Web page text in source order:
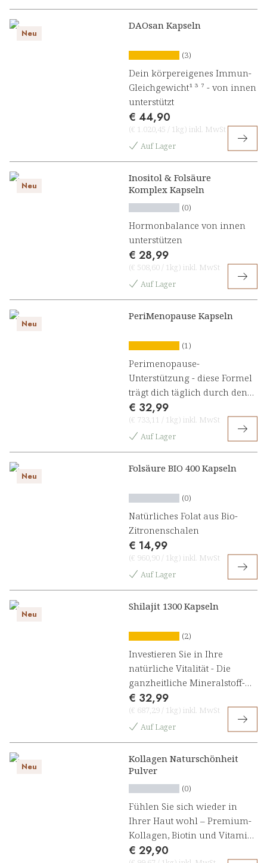
Neu
DAOsan Kapseln
(3)
Dein körpereigenes Immun-
Gleichgewicht¹ ³ ⁷ - von innen
unterstützt
€ 44,90
(€ 1.020,45 / 1kg) inkl. MwSt
Auf Lager
Neu
Inositol & Folsäure
Komplex Kapseln
(0)
Hormonbalance von innen
unterstützen
€ 28,99
(€ 508,60 / 1kg) inkl. MwSt
Auf Lager
Neu
PeriMenopause Kapseln
(1)
Perimenopause-
Unterstützung - diese Formel
trägt dich täglich durch den
Wandel
€ 32,99
(€ 733,11 / 1kg) inkl. MwSt
Auf Lager
Neu
Folsäure BIO 400 Kapseln
(0)
Natürliches Folat aus Bio-
Zitronenschalen
€ 14,99
(€ 960,90 / 1kg) inkl. MwSt
Auf Lager
Neu
Shilajit 1300 Kapseln
(2)
Investieren Sie in Ihre
natürliche Vitalität - Die
ganzheitliche Mineralstoff-
Formel für Energie,
Immunsystem & Zellschutz
€ 32,99
(€ 687,29 / 1kg) inkl. MwSt
Auf Lager
Neu
Kollagen Naturschönheit
Pulver
(0)
Fühlen Sie sich wieder in
Ihrer Haut wohl – Premium-
Kollagen, Biotin und Vitamin
C schenken Ihnen die
€ 29,90